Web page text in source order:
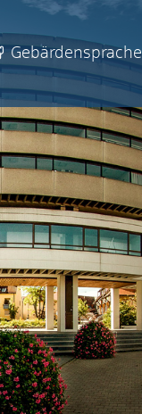
Gebärdensprache